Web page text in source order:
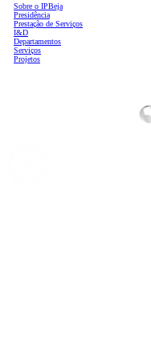
Sobre o IPBeja
Presidência
Prestação de Serviços
I&D
Departamentos
Serviços
Projetos